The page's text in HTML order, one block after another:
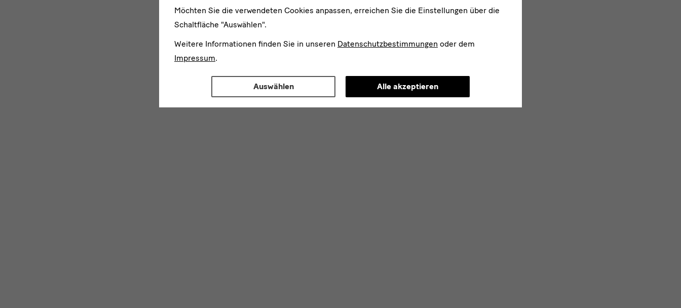
Möchten Sie die verwendeten Cookies anpassen, erreichen Sie die Einstellungen über die
Schaltfläche "Auswählen".
Weitere Informationen finden Sie in unseren Datenschutzbestimmungen oder dem
Impressum.
Auswählen Alle akzeptieren